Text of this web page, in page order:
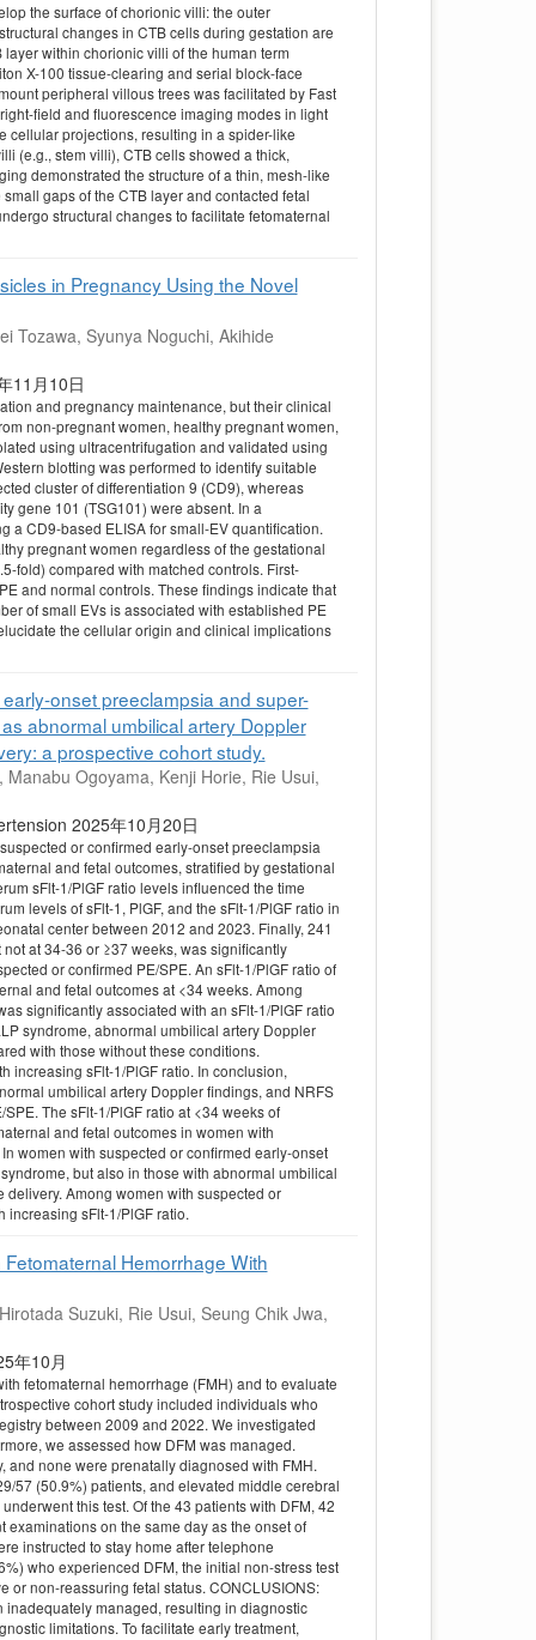
the surface of chorionic villi: the outer
changes in CTB cells during gestation are
within chorionic villi of the human term
X-100 tissue-clearing and serial block-face
peripheral villous trees was facilitated by Fast
field and fluorescence imaging modes in light
cellular projections, resulting in a spider-like
(e.g., stem villi), CTB cells showed a thick,
demonstrated the structure of a thin, mesh-like
gaps of the CTB layer and contacted fetal
structural changes to facilitate fetomaternal
in Pregnancy Using the Novel
Tozawa, Syunya Noguchi, Akihide
11月10日
and pregnancy maintenance, but their clinical
non-pregnant women, healthy pregnant women,
using ultracentrifugation and validated using
blotting was performed to identify suitable
cluster of differentiation 9 (CD9), whereas
gene 101 (TSG101) were absent. In a
a CD9-based ELISA for small-EV quantification.
pregnant women regardless of the gestational
fold) compared with matched controls. First-
and normal controls. These findings indicate that
of small EVs is associated with established PE
the cellular origin and clinical implications
onset preeclampsia and super-
abnormal umbilical artery Doppler
a prospective cohort study.
Ogoyama, Kenji Horie, Rie Usui,
2025年10月20日
or confirmed early-onset preeclampsia
and fetal outcomes, stratified by gestational
sFlt-1/PlGF ratio levels influenced the time
levels of sFlt-1, PlGF, and the sFlt-1/PlGF ratio in
center between 2012 and 2023. Finally, 241
at 34-36 or ≥37 weeks, was significantly
or confirmed PE/SPE. An sFlt-1/PlGF ratio of
and fetal outcomes at <34 weeks. Among
significantly associated with an sFlt-1/PlGF ratio
syndrome, abnormal umbilical artery Doppler
with those without these conditions.
increasing sFlt-1/PlGF ratio. In conclusion,
umbilical artery Doppler findings, and NRFS
The sFlt-1/PlGF ratio at <34 weeks of
and fetal outcomes in women with
women with suspected or confirmed early-onset
but also in those with abnormal umbilical
Among women with suspected or
increasing sFlt-1/PlGF ratio.
Hemorrhage With
Suzuki, Rie Usui, Seung Chik Jwa,
年10月
fetomaternal hemorrhage (FMH) and to evaluate
cohort study included individuals who
between 2009 and 2022. We investigated
we assessed how DFM was managed.
and none were prenatally diagnosed with FMH.
57 (50.9%) patients, and elevated middle cerebral
this test. Of the 43 patients with DFM, 42
on the same day as the onset of
instructed to stay home after telephone
who experienced DFM, the initial non-stress test
or non-reassuring fetal status. CONCLUSIONS:
inadequately managed, resulting in diagnostic
limitations. To facilitate early treatment,